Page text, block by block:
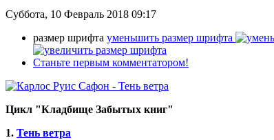
Суббота, 10 Февраль 2018 09:17
размер шрифта уменьшить размер шрифта
Станьте первым комментатором!
Цикл "Кладбище Забытых книг"
1. Тень ветра